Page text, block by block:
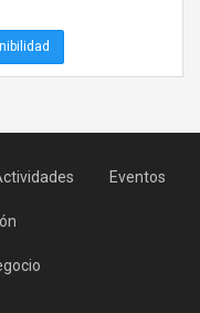
Eventos